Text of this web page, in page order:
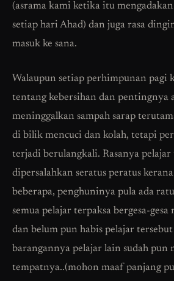
(asrama kami ketika itu
setiap hari Ahad) dan juga rasa
masuk ke sana.
Walaupun setiap perhimpunan pagi
tentang kebersihan dan pentingnya
meninggalkan sampah sarap
di bilik mencuci dan kolah, tetapi
terjadi berulangkali. Rasanya pelajar
dipersalahkan seratus peratus
beberapa, penghuninya pula ada
semua pelajar terpaksa bergesa-
dan belum pun habis pelajar
barangannya pelajar lain sudah pun
tempatnya..(mohon maaf panjang